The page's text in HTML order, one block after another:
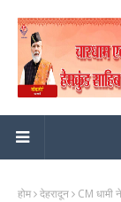
होम देहरादून CM धामी